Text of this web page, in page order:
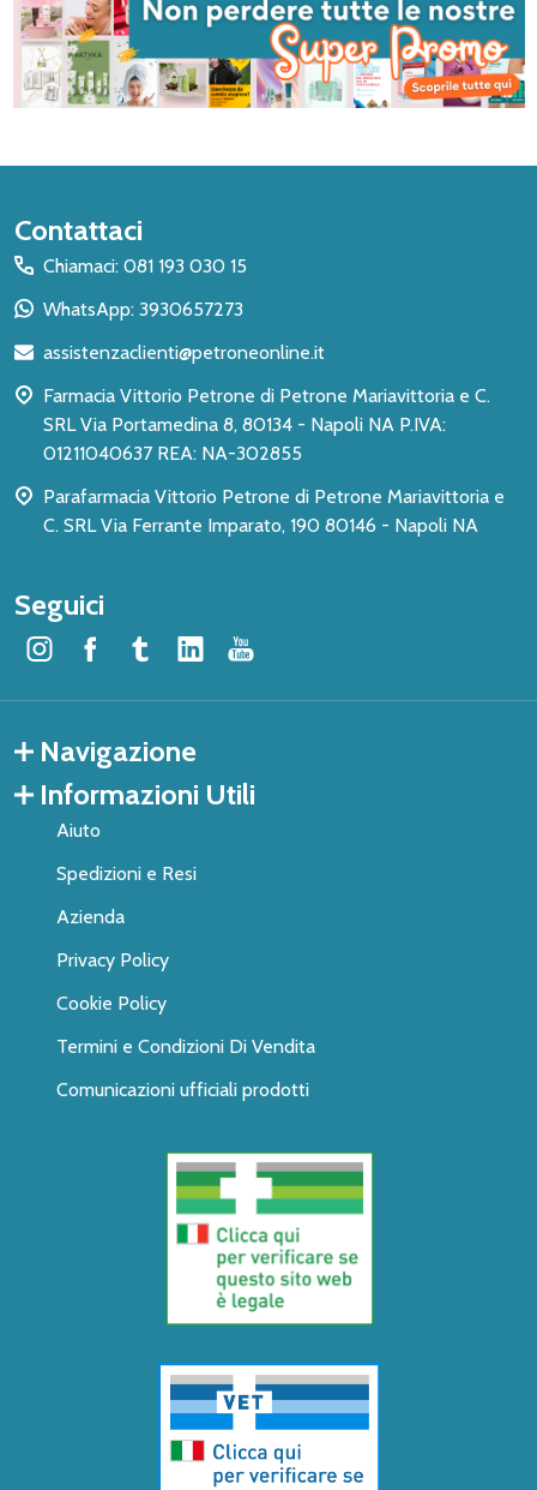
Inizio
del
piè
pagina
Contattaci
Chiamaci: 081 193 030 15
WhatsApp: 3930657273
assistenzaclienti@petroneonline.it
Farmacia Vittorio Petrone di Petrone Mariavittoria e C.
SRL Via Portamedina 8, 80134 - Napoli NA P.IVA:
01211040637 REA: NA-302855
Parafarmacia Vittorio Petrone di Petrone Mariavittoria e
C. SRL Via Ferrante Imparato, 190 80146 - Napoli NA
Seguici
Navigazione
Informazioni Utili
Aiuto
Spedizioni e Resi
Azienda
Privacy Policy
Cookie Policy
Termini e Condizioni Di Vendita
Comunicazioni ufficiali prodotti